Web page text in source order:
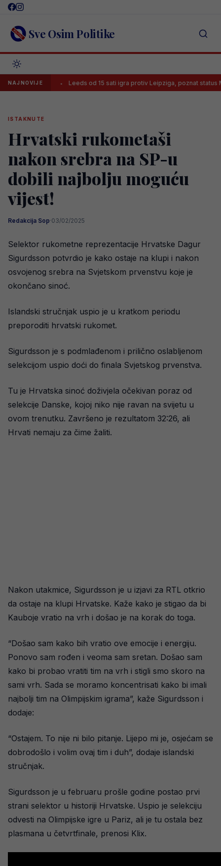
Skip
content Sve Osim Politike
NAJNOVIJELeeds od 15 sati igra protiv Leipziga, poznat status
ISTAKNUTE
Hrvatski rukometaši
nakon srebra na SP-u
dobili najbolju moguću
vijest!
Redakcija Sop·03/02/2025
Selektor rukometne reprezentacije Hrvatske Dagur
Sigurdsson potvrdio je kako ostaje na klupi i nakon
osvojenog srebra na Svjetskom prvenstvu koje je
okončano sinoć.
Islandski stručnjak uspio je u kratkom periodu
preporoditi hrvatski rukomet.
Sigurdsson je s podmlađenom i prilično oslabljenom
selekcijom uspio doći do finala Svjetskog prvenstva.
Tu je Hrvatska sinoć doživjela očekivan poraz od
selekcije Danske, kojoj niko nije ravan na svijetu u
ovom trenutku. Završeno je rezultatom 32:26, ali
Hrvati nemaju za čime žaliti.
Nakon utakmice, Sigurdsson je u izjavi za RTL otkrio
da ostaje na klupi Hrvatske. Kaže kako je stigao da bi
Kauboje vratio na vrh i došao je na korak do toga.
“Došao sam kako bih vratio ove emocije i energiju.
Ponovo sam rođen i veoma sam sretan. Došao sam
kako bi probao vratiti tim na vrh i stigli smo skoro na
sami vrh. Sada se moramo koncentrisati kako bi imali
najbolji tim na Olimpijskim igrama”, kaže Sigurdsson i
dodaje:
“Ostajem. To nije ni bilo pitanje. Lijepo mi je, osjećam se
dobrodošlo i volim ovaj tim i duh”, dodaje islandski
stručnjak.
Sigurdsson je u februaru prošle godine postao prvi
strani selektor u historiji Hrvatske. Uspio je selekciju
odvesti na Olimpijske igre u Pariz, ali je tu ostala bez
plasmana u četvrtfinale, prenosi Klix.